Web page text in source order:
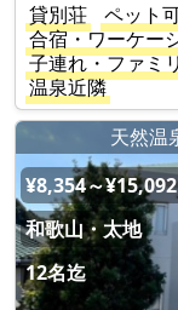
貸別荘
ペット
合宿・ワーケー
子連れ・ファミ
温泉近隣
天然温
¥8,354～¥15,092
和歌山・太地
12名迄